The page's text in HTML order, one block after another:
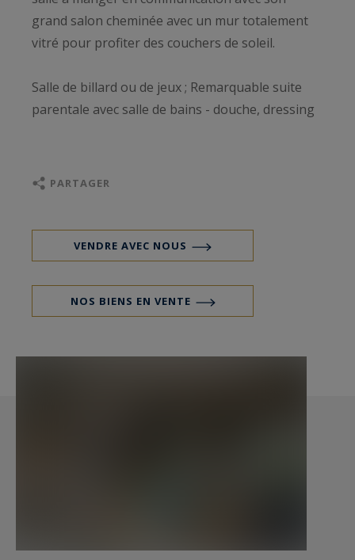
grand salon cheminée avec un mur totalement
vitré pour profiter des couchers de soleil.
Salle de billard ou de jeux ; Remarquable suite
parentale avec salle de bains - douche, dressing
découvre 2 belles suites et un bureau dominant
De façon indépendante, le garage pour 2
véhicules, atelier, cave et espace de rangement. A
l'étage un appartement de 3 pièces.
Br2- 409
PARTAGER
VENDRE AVEC NOUS
NOS BIENS EN VENTE